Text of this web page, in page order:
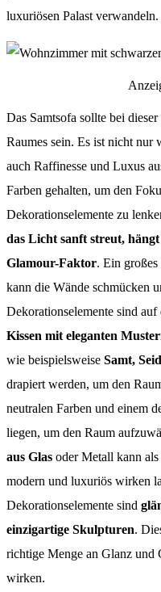
luxuriösen Palast verwandeln.
Das Samtsofa sollte bei
Raumes sein. Es ist nicht nur
auch Raffinesse und Luxus
Farben gehalten, um den
Dekorationselemente zu
das Licht sanft streut,
Glamour-Faktor. Ein
kann die Wände schmücken
Dekorationselemente sind
Kissen mit eleganten
wie beispielsweise Samt,
drapiert werden, um den
neutralen Farben und einem
liegen, um den Raum
aus Glas oder Metall kann
modern und luxuriös wirken
Dekorationselemente sind
einzigartige Skulpturen.
richtige Menge an Glanz und
wirken.